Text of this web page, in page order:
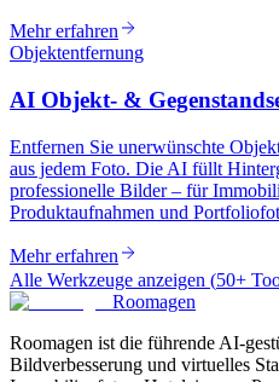
Mehr erfahren
Objektentfernung
AI Objekt- &
Entfernen Sie unerwünschte
aus jedem Foto. Die AI füllt
professionelle Bilder – für
Produktaufnahmen und
Mehr erfahren
Alle Werkzeuge anzeigen (50+
Roomagen
Roomagen ist die führende AI-
Bildverbesserung und virtuelles